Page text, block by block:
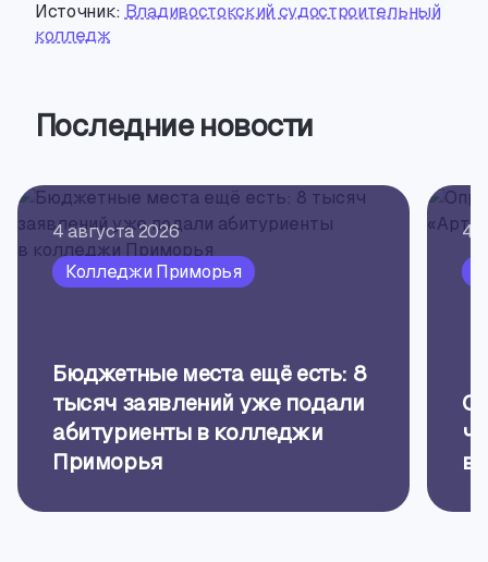
Источник: Владивостокский судостроительный
колледж
Последние новости
4 августа 2026
Колледжи Приморья
Бюджетные места ещё есть: 8
тысяч заявлений уже подали
абитуриенты в колледжи
Приморья
4
в